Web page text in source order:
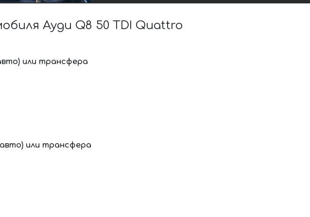
Ауди Q8 50 TDI Quattro
или трансфера
или трансфера